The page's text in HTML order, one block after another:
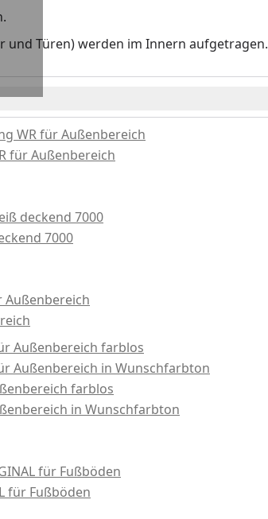
und Türen) werden im Innern aufgetragen.
WR für Außenbereich
für Außenbereich
deckend 7000
7000
Außenbereich farblos
Außenbereich in Wunschfarbton
farblos
in Wunschfarbton
für Fußböden
für Fußböden